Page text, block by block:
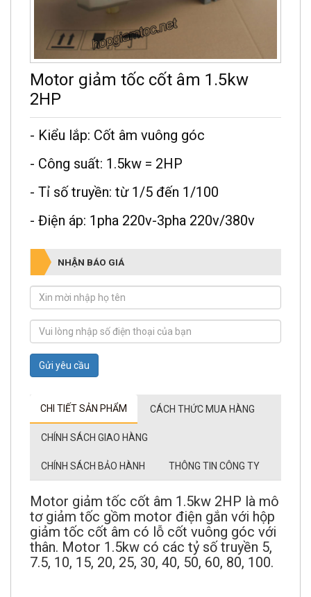
Motor giảm tốc cốt âm 1.5kw
2HP
- Kiểu lắp: Cốt âm vuông góc
- Công suất: 1.5kw = 2HP
- Tỉ số truyền: từ 1/5 đến 1/100
- Điện áp: 1pha 220v-3pha 220v/380v
NHẬN BÁO GIÁ
Gửi yêu cầu
CHI TIẾT SẢN PHẨM CÁCH THỨC MUA HÀNG
CHÍNH SÁCH GIAO HÀNG
CHÍNH SÁCH BẢO HÀNH THÔNG TIN CÔNG TY
Motor giảm tốc cốt âm 1.5kw 2HP là mô
tơ giảm tốc gồm motor điện gắn với hộp
giảm tốc cốt âm có lỗ cốt vuông góc với
thân. Motor 1.5kw có các tỷ số truyền 5,
7.5, 10, 15, 20, 25, 30, 40, 50, 60, 80, 100.